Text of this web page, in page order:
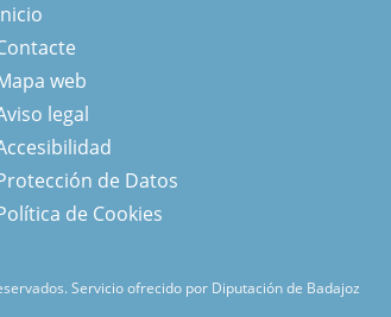
web
legal
de Datos
de Cookies
Servicio ofrecido por Diputación de Badajoz